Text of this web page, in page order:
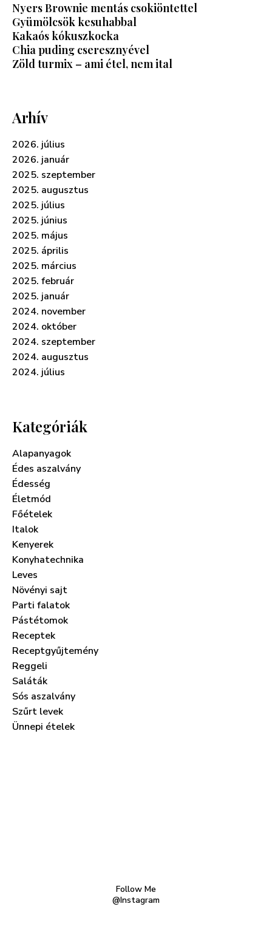
Nyers Brownie mentás csokiöntettel
Gyümölcsök kesuhabbal
Kakaós kókuszkocka
Chia puding cseresznyével
Zöld turmix – ami étel, nem ital
Arhív
2026. július
2026. január
2025. szeptember
2025. augusztus
2025. július
2025. június
2025. május
2025. április
2025. március
2025. február
2025. január
2024. november
2024. október
2024. szeptember
2024. augusztus
2024. július
Kategóriák
Alapanyagok
Édes aszalvány
Édesség
Életmód
Főételek
Italok
Kenyerek
Konyhatechnika
Leves
Növényi sajt
Parti falatok
Pástétomok
Receptek
Receptgyűjtemény
Reggeli
Saláták
Sós aszalvány
Szűrt levek
Ünnepi ételek
Follow Me
@Instagram